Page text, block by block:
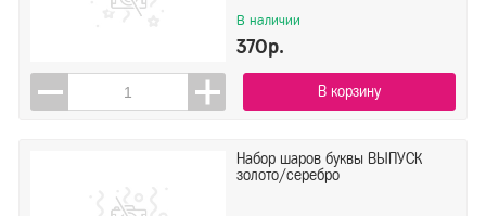
В наличии
370р.
В корзину
Набор шаров буквы ВЫПУСК
золото/серебро